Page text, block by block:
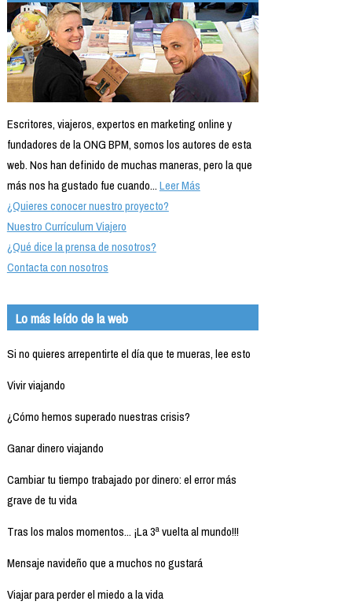
Escritores, viajeros, expertos en marketing online y
fundadores de la ONG BPM, somos los autores de esta
web. Nos han definido de muchas maneras, pero la que
más nos ha gustado fue cuando...Leer Más
¿Quieres conocer nuestro proyecto?
Nuestro Currículum Viajero
¿Qué dice la prensa de nosotros?
Contacta con nosotros
Lo más leído de la web
Si no quieres arrepentirte el día que te mueras, lee esto
Vivir viajando
¿Cómo hemos superado nuestras crisis?
Ganar dinero viajando
Cambiar tu tiempo trabajado por dinero: el error más
grave de tu vida
Tras los malos momentos... ¡La 3ª vuelta al mundo!!!
Mensaje navideño que a muchos no gustará
Viajar para perder el miedo a la vida